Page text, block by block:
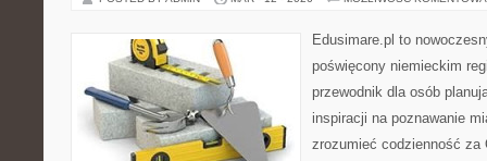
Edusimare.pl to
poświęcony niemieckim
przewodnik dla osób
inspiracji na poznawanie
zrozumieć codzienność za